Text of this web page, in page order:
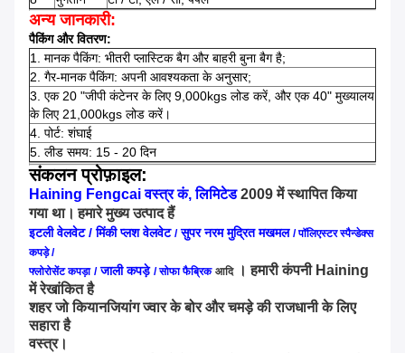
अन्य जानकारी:
पैकिंग और वितरण:
1. मानक पैकिंग: भीतरी प्लास्टिक बैग और बाहरी बुना बैग है;
2. गैर-मानक पैकिंग: अपनी आवश्यकता के अनुसार;
3. एक 20 "जीपी कंटेनर के लिए 9,000kgs लोड करें, और एक 40" मुख्यालय
के लिए 21,000kgs लोड करें।
4. पोर्ट: शंघाई
5. लीड समय: 15 - 20 दिन
संकलन प्रोफ़ाइल:
Haining Fengcai वस्त्र कं, लिमिटेड 2009 में स्थापित किया
गया था। हमारे मुख्य उत्पाद हैं
इटली वेलवेट / मिंकी प्लश वेलवेट / सुपर नरम मुद्रित मखमल / पॉलिएस्टर स्पैन्डेक्स
कपड़े /
फ्लोरोसेंट कपड़ा / जाली कपड़े / सोफा फैब्रिक आदि । हमारी कंपनी Haining
में रेखांकित है
शहर जो कियानजियांग ज्वार के बोर और चमड़े की राजधानी के लिए
सहारा है
वस्त्र।